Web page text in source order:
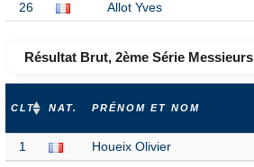
26 Allot Yves
Résultat Brut, 2ème Série
CLT NAT. PRÉNOM ET NOM
1 Houeix Olivier